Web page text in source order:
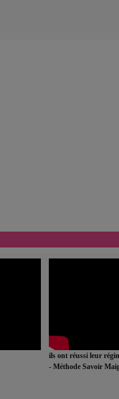
ils ont réussi leur
- Méthode Savoir